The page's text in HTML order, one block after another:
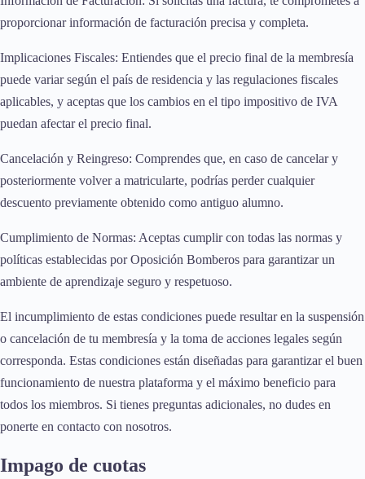
proporcionar información de facturación precisa y completa.
Implicaciones Fiscales: Entiendes que el precio final de la membresía
puede variar según el país de residencia y las regulaciones fiscales
aplicables, y aceptas que los cambios en el tipo impositivo de IVA
puedan afectar el precio final.
Cancelación y Reingreso: Comprendes que, en caso de cancelar y
posteriormente volver a matricularte, podrías perder cualquier
descuento previamente obtenido como antiguo alumno.
Cumplimiento de Normas: Aceptas cumplir con todas las normas y
políticas establecidas por Oposición Bomberos para garantizar un
ambiente de aprendizaje seguro y respetuoso.
El incumplimiento de estas condiciones puede resultar en la suspensión
o cancelación de tu membresía y la toma de acciones legales según
corresponda. Estas condiciones están diseñadas para garantizar el buen
funcionamiento de nuestra plataforma y el máximo beneficio para
todos los miembros. Si tienes preguntas adicionales, no dudes en
ponerte en contacto con nosotros.
Impago de cuotas